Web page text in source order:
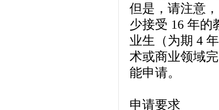
但是，请注意
少接受 16 年的
业生（为期 4
术或商业领域
能申请。
申请要求